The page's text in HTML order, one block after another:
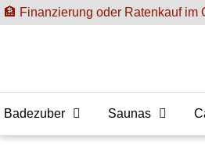
🏦 Finanzierung oder Ratenkauf im
Badezuber Saunas